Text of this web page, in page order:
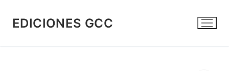
contenido
EDICIONES GCC